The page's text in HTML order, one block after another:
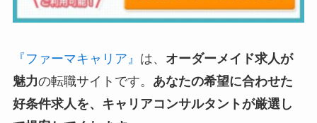
『ファーマキャリア』 は、 オーダーメイド求人が
魅力の転職サイトです。 あなたの希望に合わせた
好条件求人を、キャリアコンサルタントが厳選し